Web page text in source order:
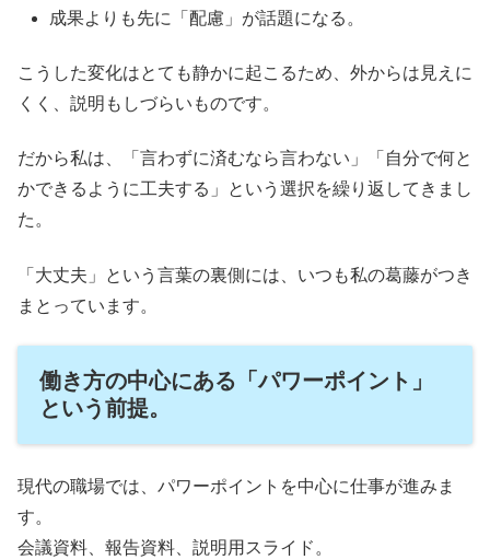
成果よりも先に「配慮」が話題になる。
こうした変化はとても静かに起こるため、外からは見えに
くく、説明もしづらいものです。
だから私は、「言わずに済むなら言わない」「自分で何と
かできるように工夫する」という選択を繰り返してきまし
た。
「大丈夫」という言葉の裏側には、いつも私の葛藤がつき
まとっています。
働き方の中心にある「パワーポイント」
という前提。
現代の職場では、パワーポイントを中心に仕事が進みま
す。
会議資料、報告資料、説明用スライド。